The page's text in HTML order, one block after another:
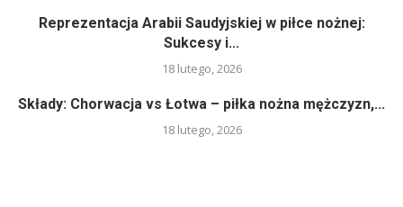
Reprezentacja Arabii Saudyjskiej w piłce nożnej:
Sukcesy i...
18 lutego, 2026
Składy: Chorwacja vs Łotwa – piłka nożna mężczyzn,...
18 lutego, 2026